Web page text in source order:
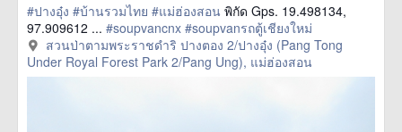
#ปางอุ๋ง #บ้านรวมไทย #แม่ฮ่องสอน พิกัด Gps. 19.498134,
97.909612 ... #soupvancnx #soupvanรถตู้เชียงใหม่
สวนป่าตามพระราชดําริ ปางตอง 2/ปางอุ๋ง (Pang Tong
Under Royal Forest Park 2/Pang Ung), แม่ฮ่องสอน